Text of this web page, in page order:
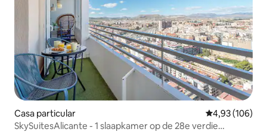
Casa particular Gemiddelde
4,93 (106)
SkySuitesAlicante - 1 slaapkamer op de 28e verdie